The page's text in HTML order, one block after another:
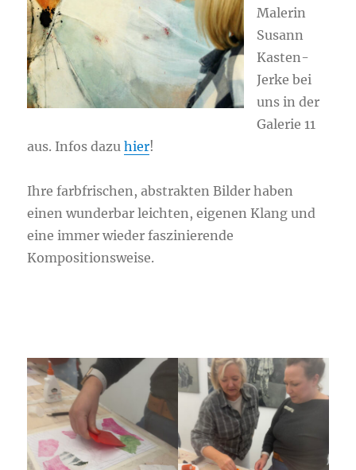
Malerin
Susann
Kasten-
Jerke bei
uns in der
Galerie 11
aus. Infos dazuhier!
Ihre farbfrischen, abstrakten Bilder haben
einen wunderbar leichten, eigenen Klang und
eine immer wieder faszinierende
Kompositionsweise.